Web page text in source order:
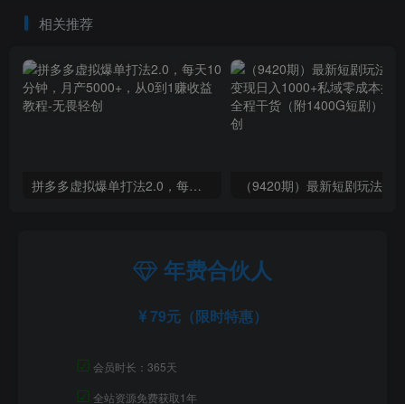
相关推荐
拼多多虚拟爆单打法2.0，每天10分钟，月产5000+，从0到1赚收益教程
年费合伙人
79元（限时特惠）
☑ 会员时长：365天
☑ 全站资源免费获取1年